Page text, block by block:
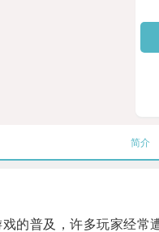
简介
普及，许多玩家经常遭